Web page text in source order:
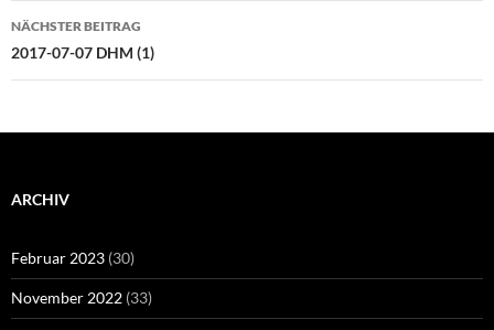
NÄCHSTER BEITRAG
2017-07-07 DHM (1)
ARCHIV
Februar 2023 (30)
November 2022 (33)